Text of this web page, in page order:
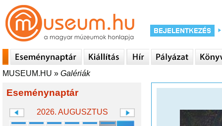
MUSEUM.HU » Galériák
Eseménynaptár
2026. AUGUSZTUS